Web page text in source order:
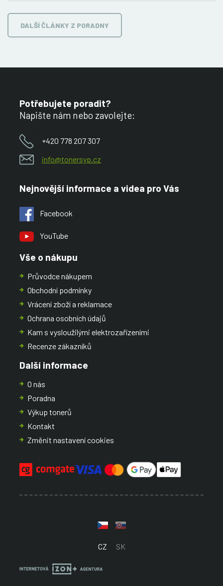
DALŠÍ ČLÁNKY Z PORADNY
Potřebujete poradit?
Napište nám nebo zavolejte:
+420 778 207 307
info@tonersyp.cz
Nejnovější informace a videa pro Vás
Facebook
YouTube
Vše o nákupu
Průvodce nákupem
Obchodní podmínky
Vrácení zboží a reklamace
Ochrana osobních údajů
Kam s vysloužilými elektrozařízeními
Recenze zákazníků
Další informace
O nás
Poradna
Výkup tonerů
Kontakt
Změnit nastavení cookies
CZ SK